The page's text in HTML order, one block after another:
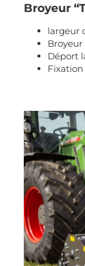
Broyeur
largeur
Déport
Fixation